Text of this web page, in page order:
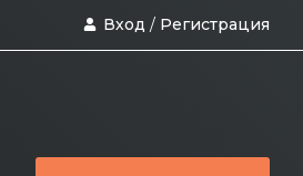
Вход / Регистрация